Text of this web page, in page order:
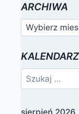
ARCHIWA
Archiwa
KALENDARZ
Szukaj: